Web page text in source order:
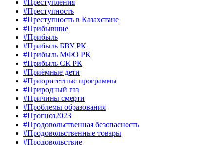
#Преступления
#Преступность
#Преступность в Казахстане
#Прибывшие
#Прибыль
#Прибыль БВУ РК
#Прибыль МФО РК
#Прибыль СК РК
#Приёмные дети
#Приоритетные программы
#Природный газ
#Причины смерти
#Проблемы образования
#Прогноз2023
#Продовольственная безопасность
#Продовольственные товары
#Продовольствие